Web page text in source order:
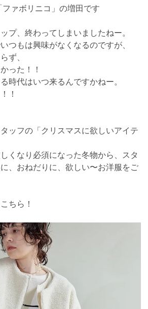
ァボリニコ」の増田です
プ、終わってしまいましたねー。
つもは興味がなくなるのですが、
ず、
った！！
時代はいつ来るんですかねー。
！
ッフの「クリスマスに欲しいアイテ
くなり必須になった冬物から、スタ
、おねだりに、欲しい〜お洋服をご
ちら！